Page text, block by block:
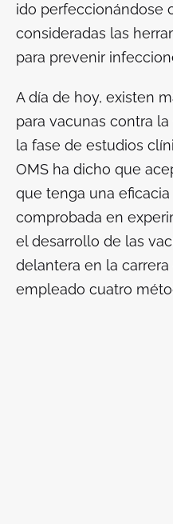
ido perfeccionándose
consideradas las
para prevenir
Adía de hoy, existen
para vacunas contra
la fase de estudios
OMS ha dicho que
que tenga una eficacia
comprobada en
el desarrollo de las
delantera en la
empleado cuatro